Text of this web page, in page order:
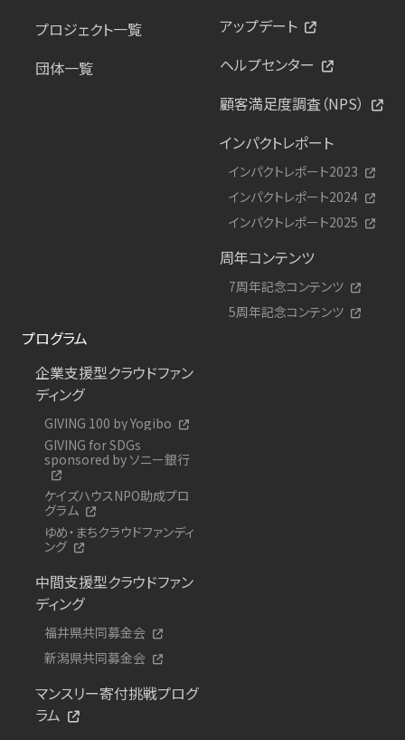
プロジェクト一覧
団体一覧
アップデート
ヘルプセンター
顧客満足度調査（NPS）
インパクトレポート
インパクトレポート2023
インパクトレポート2024
インパクトレポート2025
周年コンテンツ
7周年記念コンテンツ
5周年記念コンテンツ
プログラム
企業支援型クラウドファン
ディング
GIVING 100 by Yogibo
GIVING for SDGs
sponsored by ソニー銀行
ケイズハウスNPO助成プロ
グラム
ゆめ・まちクラウドファンディ
ング
中間支援型クラウドファン
ディング
福井県共同募金会
新潟県共同募金会
マンスリー寄付挑戦プログ
ラム